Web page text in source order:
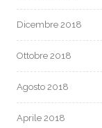
Dicembre 2018
Ottobre 2018
Agosto 2018
Aprile 2018